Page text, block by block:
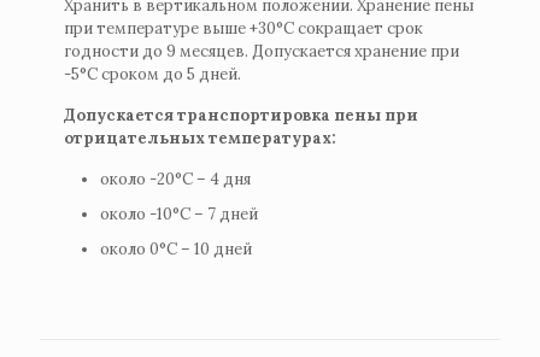
Хранить в вертикальном положении. Хранение пены
при температуре выше +30°С сокращает срок
годности до 9 месяцев. Допускается хранение при
-5°С сроком до 5 дней.
Допускается транспортировка пены при
отрицательных температурах:
около -20°С – 4 дня
около -10°С – 7 дней
около 0°С – 10 дней